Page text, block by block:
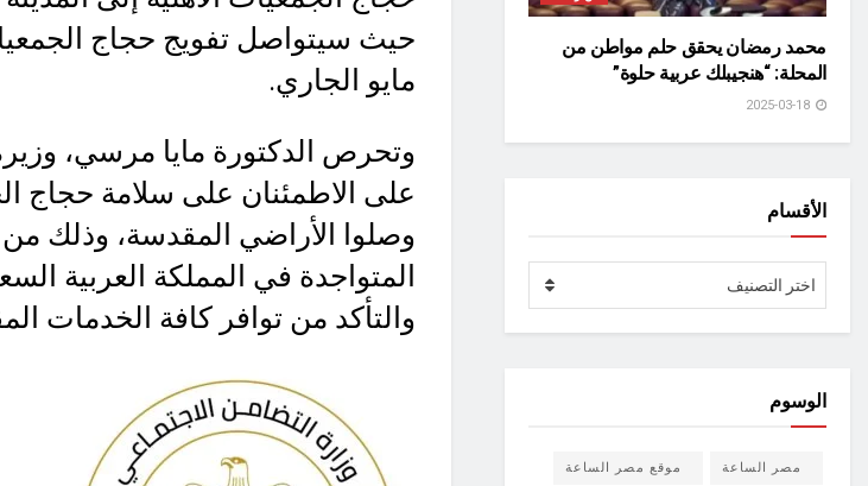
مايو الجاري.
وتحرص الدكتورة مايا مرسي،
على الاطمئنان على سلامة حجاج
وصلوا الأراضي المقدسة، وذلك
المتواجدة في المملكة العربية
والتأكد من توافر كافة الخدمات
محمد رمضان يحقق حلم مواطن من
المحلة: “هنجيبلك عربية حلوة”
الأقسام
اختر التصنيف
الوسوم
مصر الساعة موقع مصر الساعة